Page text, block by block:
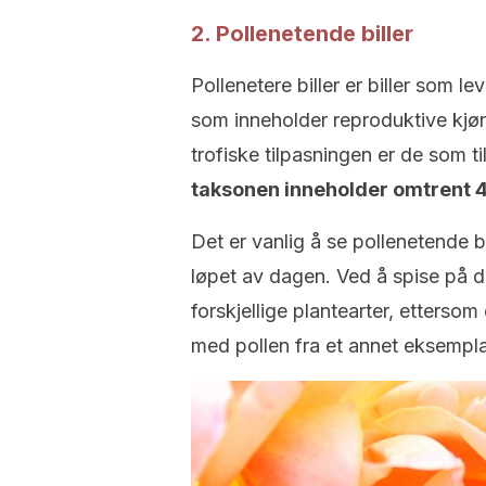
2. Pollenetende biller
Pollenetere biller er biller som
som inneholder reproduktive
trofiske tilpasningen er de som
taksonen inneholder omtrent
Det er vanlig å se pollenetende
løpet av dagen. Ved å spise på
forskjellige plantearter,
med pollen fra et annet